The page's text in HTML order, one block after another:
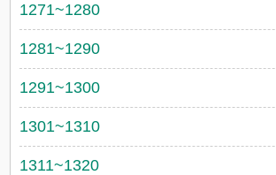
1271~1280
1281~1290
1291~1300
1301~1310
1311~1320